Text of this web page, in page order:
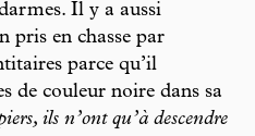
Il y a aussi
pris en chasse par
parce qu’il
de couleur noire dans sa
ils n’ont qu’à descendre